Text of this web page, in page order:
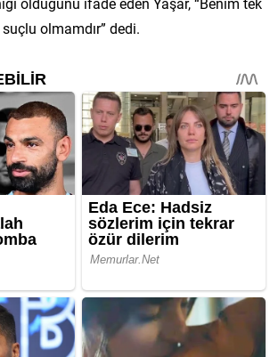
olmamdır” dedi.